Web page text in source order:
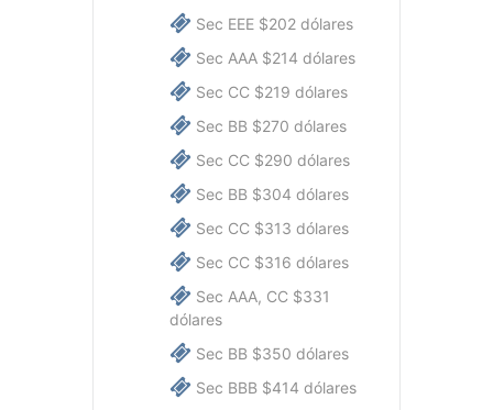
Sec EEE $202 dólares
Sec AAA $214 dólares
Sec CC $219 dólares
Sec BB $270 dólares
Sec CC $290 dólares
Sec BB $304 dólares
Sec CC $313 dólares
Sec CC $316 dólares
Sec AAA, CC $331
dólares
Sec BB $350 dólares
Sec BBB $414 dólares